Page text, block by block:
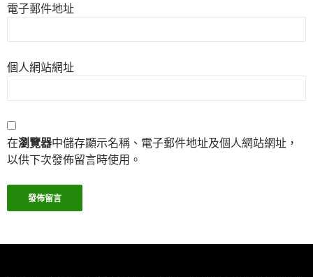
電子郵件地址
個人網站網址
在瀏覽器中儲存顯示名稱、電子郵件地址及個人網站網址，
以供下次發佈留言時使用。